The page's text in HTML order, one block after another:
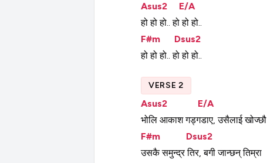
Asus2
E/A
हो हो हो.. हो हो हो..
F#m
Dsus2
हो हो हो.. हो हो हो..
VERSE 2
Asus2
E/A
भोलि आकाश गड्गडाए, उसैलाई खोज्छौ
F#m
Dsus2
उसकै समुन्द्र तिर, बगी जान्छन् तिम्रा